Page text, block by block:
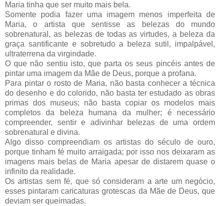
Maria tinha que ser muito mais bela.
Somente podia fazer uma imagem menos imperfeita de
Maria, o artista que sentisse as belezas do mundo
sobrenatural, as belezas de todas as virtudes, a beleza da
graça santificante e sobretudo a beleza sutil, impalpável,
ultraterrena da virgindade.
O que não sentiu isto, que parta os seus pincéis antes de
pintar uma imagem da Mãe de Deus, porque a profana.
Para pintar o rosto de Maria, não basta conhecer a técnica
do desenho e do colorido, não basta ter estudado as obras
primas dos museus; não basta copiar os modelos mais
completos da beleza humana da mulher; é necessário
compreender, sentir e adivinhar belezas de uma ordem
sobrenatural e divina.
Algo disso compreendiam os artistas do século de ouro,
porque tinham fé muito arraigada; por isso nos deixaram as
imagens mais belas de Maria apesar de distarem quase o
infinito da realidade.
Os artistas sem fé, que só consideram a arte um negócio,
esses pintaram caricaturas grotescas da Mãe de Deus, que
deviam ser queimadas.